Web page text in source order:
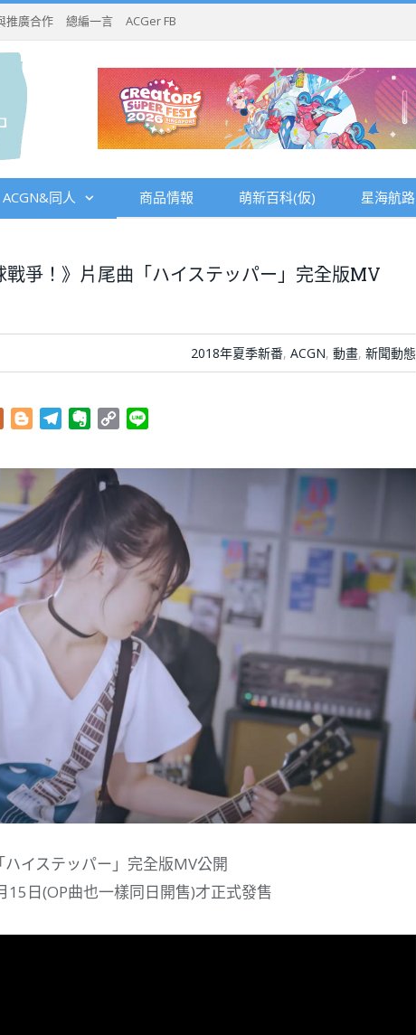
推廣合作 總編一言 ACGer FB
ACGN&同人 商品情報 萌新百科(仮) 星海航路
爭！》片尾曲「ハイステッパー」完全版MV
2018年夏季新番, ACGN, 動畫, 新聞動態
Plurk BloggerTelegramEvernote
Copy
イステッパー」完全版MV公開
15日(OP曲也一樣同日開售)才正式發售